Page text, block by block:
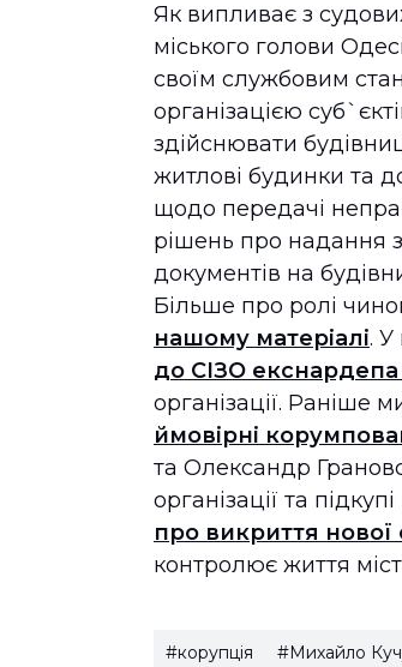
Як випливає з
міського голови
своїм службовим
організацією
здійснювати
житлові будинки та
щодо передачі
рішень про надання
документів на
Більше про ролі
нашому матеріалі. У
до СІЗО екснардепа
організації. Раніше
ймовірні
та Олександр
організації та
про викриття нової
контролює життя
#корупція #Михайло